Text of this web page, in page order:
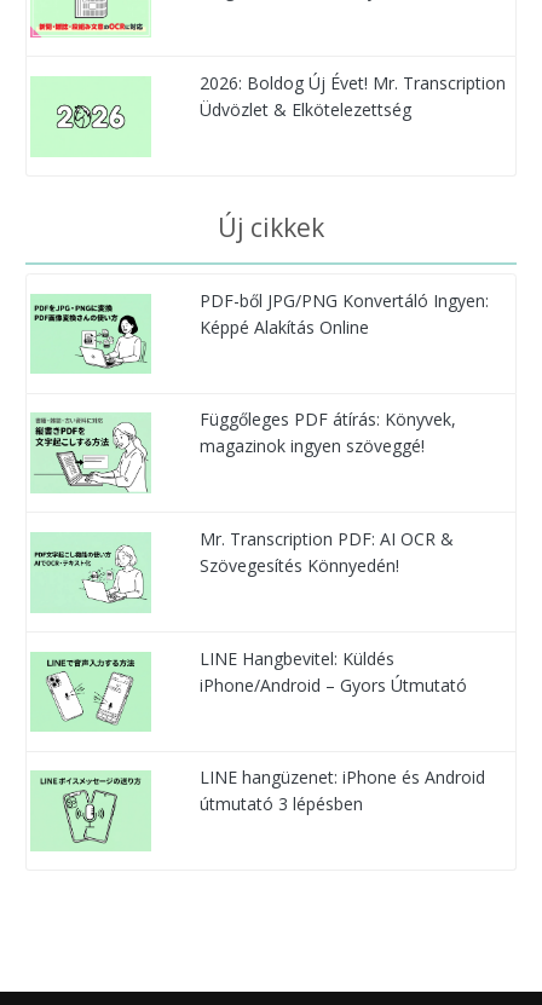
2026: Boldog Új Évet! Mr. Transcription
Üdvözlet & Elkötelezettség
Új cikkek
PDF-ből JPG/PNG Konvertáló Ingyen:
Képpé Alakítás Online
Függőleges PDF átírás: Könyvek,
magazinok ingyen szöveggé!
Mr. Transcription PDF: AI OCR &
Szövegesítés Könnyedén!
LINE Hangbevitel: Küldés
iPhone/Android – Gyors Útmutató
LINE hangüzenet: iPhone és Android
útmutató 3 lépésben